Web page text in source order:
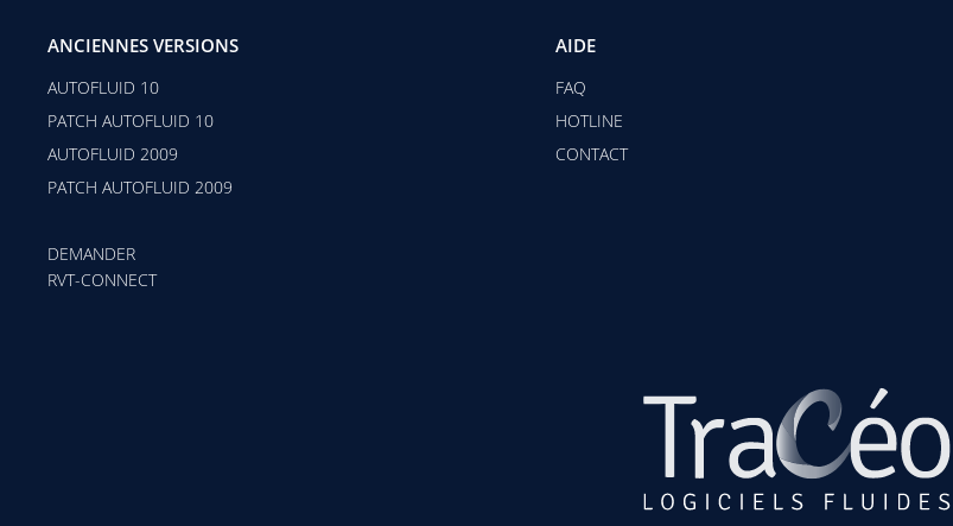
ANCIENNES VERSIONS
AUTOFLUID 10
PATCH AUTOFLUID 10
AUTOFLUID 2009
PATCH AUTOFLUID 2009
DEMANDER
RVT-CONNECT
AIDE
FAQ
HOTLINE
CONTACT